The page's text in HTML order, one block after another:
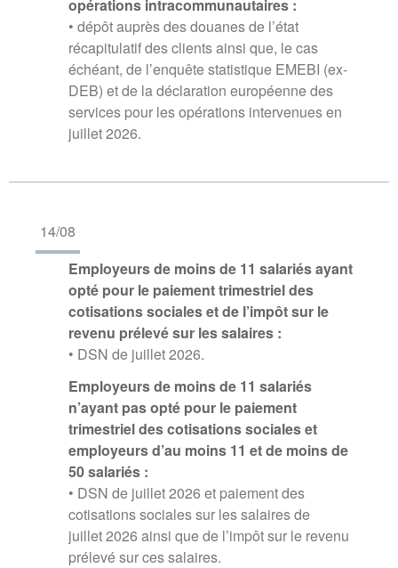
opérations intracommunautaires :
• dépôt auprès des douanes de l’état
récapitulatif des clients ainsi que, le cas
échéant, de l’enquête statistique EMEBI (ex-
DEB) et de la déclaration européenne des
services pour les opérations intervenues en
juillet 2026.
14/08
Employeurs de moins de 11 salariés ayant
opté pour le paiement trimestriel des
cotisations sociales et de l’impôt sur le
revenu prélevé sur les salaires :
• DSN de juillet 2026.
Employeurs de moins de 11 salariés
n’ayant pas opté pour le paiement
trimestriel des cotisations sociales et
employeurs d’au moins 11 et de moins de
50 salariés :
• DSN de juillet 2026 et paiement des
cotisations sociales sur les salaires de
juillet 2026 ainsi que de l’impôt sur le revenu
prélevé sur ces salaires.